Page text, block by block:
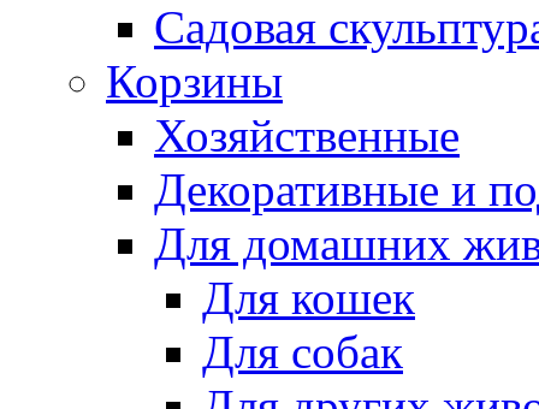
Садовая
Корзины
Хозяйственные
Декоративные и
Для домашних
Для кошек
Для собак